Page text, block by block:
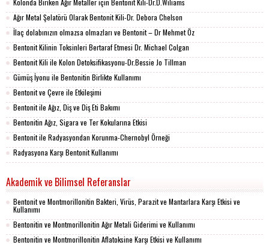
Ağır Metal Şelatörü Olarak Bentonit Kili-Dr. Debora Chelson
İlaç dolabınızın olmazsa olmazları ve Bentonit – Dr Mehmet Öz
Bentonit Kilinin Toksinleri Bertaraf Etmesi Dr. Michael Colgan
Bentonit Kili ile Kolon Detoksifikasyonu-Dr.Bessie Jo Tillman
Gümüş İyonu ile Bentonitin Birlikte Kullanımı
Bentonit ve Çevre ile Etkileşimi
Bentonit ile Ağız, Diş ve Diş Eti Bakımı
Bentonitin Ağız, Sigara ve Ter Kokularına Etkisi
Bentonit ile Radyasyondan Korunma-Chernobyl Örneği
Radyasyona Karşı Bentonit Kullanımı
Akademik ve Bilimsel Referanslar
Bentonit ve Montmorillonitin Bakteri, Virüs, Parazit ve Mantarlara Karşı Etkisi ve
Kullanımı
Bentonitin ve Montmorillonitin Ağır Metali Giderimi ve Kullanımı
Bentonitin ve Montmorillonitin Aflatoksine Karşı Etkisi ve Kullanımı